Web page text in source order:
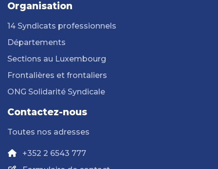
Organisation
14 Syndicats professionnels
Départements
Sections au Luxembourg
Frontalières et frontaliers
ONG Solidarité Syndicale
Contactez-nous
Toutes nos adresses
+352 2 6543 777